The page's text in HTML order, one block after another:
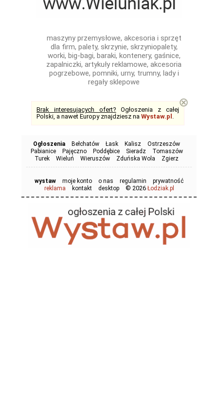
maszyny przemysłowe, akcesoria i sprzęt
dla firm, palety, skrzynie, skrzyniopalety,
worki, big-bagi, baraki, kontenery, gaśnice,
zapalniczki, artykuły reklamowe, akcesoria
pogrzebowe, pomniki, urny, trumny, lady i
regały sklepowe
Brak interesujących ofert? Ogłoszenia z całej
Polski, a nawet Europy znajdziesz na Wystaw.pl .
⊗
Ogłoszenia Bełchatów Łask Kalisz
Ostrzeszów
Pabianice
Pajęczno Poddębice Sieradz
Tomaszów
Turek
Wieluń Wieruszów Zduńska Wola Zgierz
wystaw moje konto o nas regulamin
prywatność
reklama
kontakt desktop © 2026 Łodziak.pl